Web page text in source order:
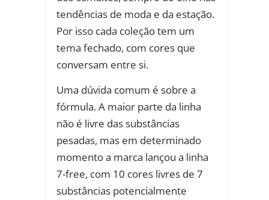
tendências de moda e da estação.
Por isso cada coleção tem um
tema fechado, com cores que
conversam entre si.
Uma dúvida comum é sobre a
fórmula. A maior parte da linha
não é livre das substâncias
pesadas, mas em determinado
momento a marca lançou a linha
7-free, com 10 cores livres de 7
substâncias potencialmente